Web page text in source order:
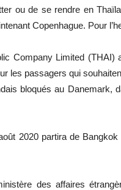
ou de se rendre en
Copenhague. Pour
Company Limited
les passagers qui
bloqués au Danemark,
2020 partira de
des affaires